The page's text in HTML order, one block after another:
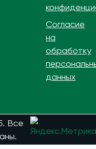
Согласие
на
обработку
данных
Все